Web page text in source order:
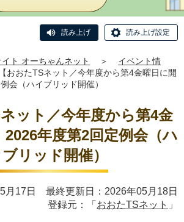
読み上げ 読み上げ設定
ト オーちゃんネット ＞
イベント情
【おおたTSネット／今年度から第4金曜日に開
会（ハイブリッド開催）
ネット／今年度から第4金
2026年度第2回定例会（ハ
リッド開催）
月17日 最終更新日：2026年05月18日
登録元：「 おおたTSネット 」